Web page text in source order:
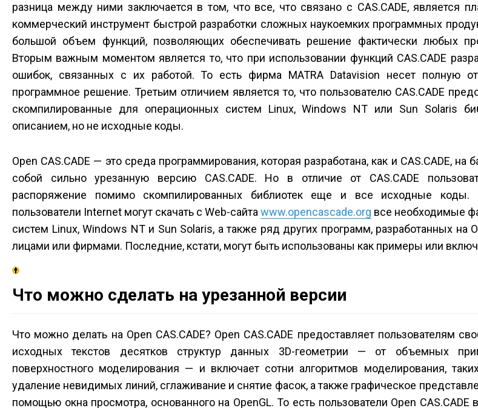
разница между ними заключается в том, что все, что связано с CAS.CADE, является
коммерческий инструмент быстрой разработки сложных наукоемких программных
большой объем функций, позволяющих обеспечивать решение фактически любых
Вторым важным моментом является то, что при использовании функций CAS.CADE
ошибок, связанных с их работой. То есть фирма MATRA Datavision несет полную
программное решение. Третьим отличием является то, что пользователю CAS.CADE
скомпилированные для операционных систем Linux, Windows NT или Sun Solaris
описанием, но не исходные коды.
Open CAS.CADE — это среда программирования, которая разработана, как и CAS.CADE, на
собой сильно урезанную версию CAS.CADE. Но в отличие от CAS.CADE
распоряжение помимо скомпилированных библиотек еще и все исходные коды.
пользователи Internet могут скачать с Web-сайтаwww.opencascade.org все необходимые
систем Linux, Windows NT и Sun Solaris, а также ряд других программ, разработанных на
лицами или фирмами. Последние, кстати, могут быть использованы как примеры или
Что можно сделать на урезанной версии
Что можно делать на Open CAS.CADE? Open CAS.CADE предоставляет пользователям
исходных текстов десятков структур данных 3D-геометрии — от объемных
поверхностного моделирования — и включает сотни алгоритмов моделирования,
удаление невидимых линий, сглаживание и снятие фасок, а также графическое
помощью окна просмотра, основанного на OpenGL. То есть пользователи Open CAS.CADE